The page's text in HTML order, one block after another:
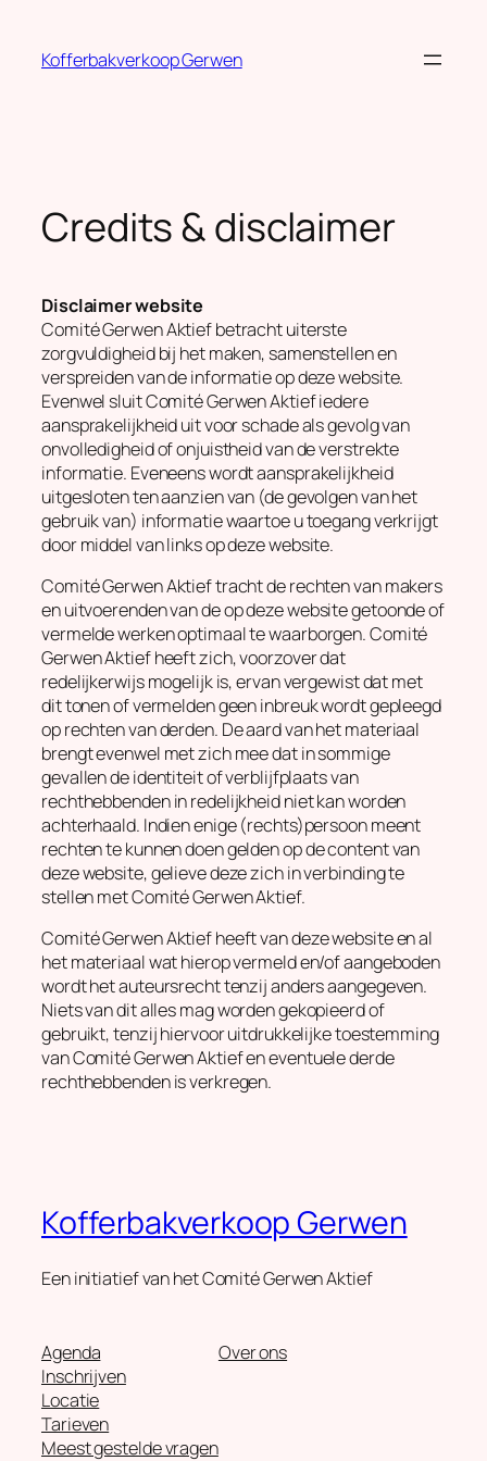
Kofferbakverkoop Gerwen
Credits & disclaimer
Disclaimer website
Comité Gerwen Aktief betracht uiterste
zorgvuldigheid bij het maken, samenstellen en
verspreiden van de informatie op deze website.
Evenwel sluit Comité Gerwen Aktief iedere
aansprakelijkheid uit voor schade als gevolg van
onvolledigheid of onjuistheid van de verstrekte
informatie. Eveneens wordt aansprakelijkheid
uitgesloten ten aanzien van (de gevolgen van het
gebruik van) informatie waartoe u toegang verkrijgt
door middel van links op deze website.
Comité Gerwen Aktief tracht de rechten van makers
en uitvoerenden van de op deze website getoonde of
vermelde werken optimaal te waarborgen. Comité
Gerwen Aktief heeft zich, voorzover dat
redelijkerwijs mogelijk is, ervan vergewist dat met
dit tonen of vermelden geen inbreuk wordt gepleegd
op rechten van derden. De aard van het materiaal
brengt evenwel met zich mee dat in sommige
gevallen de identiteit of verblijfplaats van
rechthebbenden in redelijkheid niet kan worden
achterhaald. Indien enige (rechts)persoon meent
rechten te kunnen doen gelden op de content van
deze website, gelieve deze zich in verbinding te
stellen met Comité Gerwen Aktief.
Comité Gerwen Aktief heeft van deze website en al
het materiaal wat hierop vermeld en/of aangeboden
wordt het auteursrecht tenzij anders aangegeven.
Niets van dit alles mag worden gekopieerd of
gebruikt, tenzij hiervoor uitdrukkelijke toestemming
van Comité Gerwen Aktief en eventuele derde
rechthebbenden is verkregen.
Kofferbakverkoop Gerwen
Een initiatief van het Comité Gerwen Aktief
Agenda
Inschrijven
Locatie
Tarieven
Meest gestelde vragen
Over ons